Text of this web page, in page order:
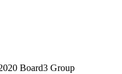
Board3 Group